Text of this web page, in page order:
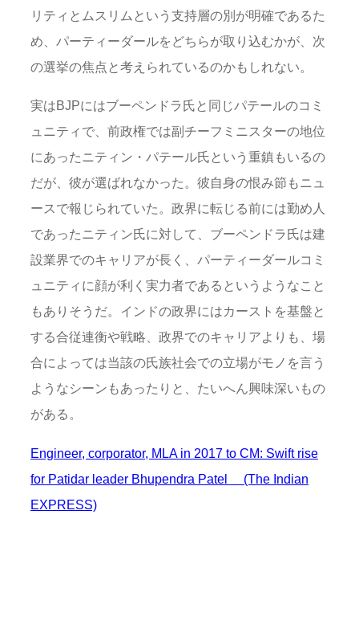
リティとムスリムという支持層の別が明確であるた
め、パーティーダールをどちらが取り込むかが、次
の選挙の焦点と考えられているのかもしれない。
実はBJPにはブーペンドラ氏と同じパテールのコミ
ュニティで、前政権では副チーフミニスターの地位
にあったニティン・パテール氏という重鎮もいるの
だが、彼が選ばれなかった。彼自身の恨み節もニュ
ースで報じられていた。政界に転じる前には勤め人
であったニティン氏に対して、ブーペンドラ氏は建
設業界でのキャリアが長く、パーティーダールコミ
ュニティに顔が利く実力者であるというようなこと
もありそうだ。インドの政界にはカーストを基盤と
する合従連衡や戦略、政界でのキャリアよりも、場
合によっては当該の氏族社会での立場がモノを言う
ようなシーンもあったりと、たいへん興味深いもの
がある。
Engineer, corporator, MLA in 2017 to CM: Swift rise
for Patidar leader Bhupendra Patel (The Indian
EXPRESS)